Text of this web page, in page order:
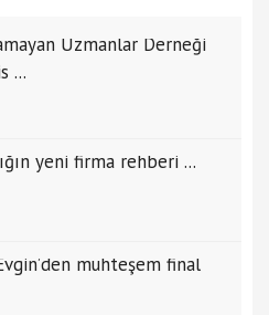
Uzmanlar Derneği
...
yeni firma rehberi ...
muhteşem final